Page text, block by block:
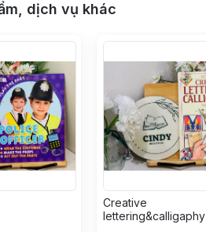
dịch vụ khác
Creative
lettering&calligaphy